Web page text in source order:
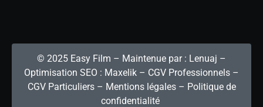
© 2025 Easy Film – Maintenue par : Lenuaj –
Optimisation SEO : Maxelik – CGV Professionnels –
CGV Particuliers– Mentions légales– Politique de
confidentialité